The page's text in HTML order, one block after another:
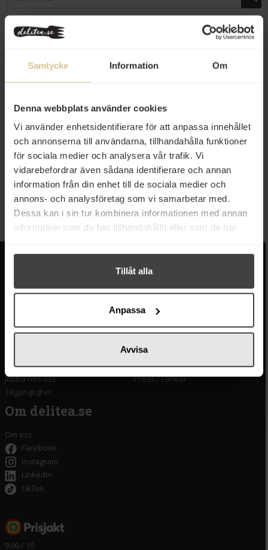
Samtycke Information Om
Denna webbplats använder cookies
Vi använder enhetsidentifierare för att anpassa innehållet
och annonserna till användarna, tillhandahålla funktioner
för sociala medier och analysera vår trafik. Vi
vidarebefordrar även sådana identifierare och annan
information från din enhet till de sociala medier och
annons- och analysföretag som vi samarbetar med.
Dessa kan i sin tur kombinera informationen med annan
information som du har tillhandahållit eller som de har
Tillåt alla
Anpassa
Avvisa
71 kr
JP CHENET So Free Cabernet-
Syrah 0.5% 75cl
Köp
Kontakta oss
Betalning
Cookieinställningar
Jobba hos oss
Tillgänglighet
Populära länkar
Monin
Pasta
Olivolja
Oliver
Pistagekräm
Press/Länkar
Om delitea.se
Om oss
Facebook
Instagram
LinkedIn
TikTok
9,00 / 10